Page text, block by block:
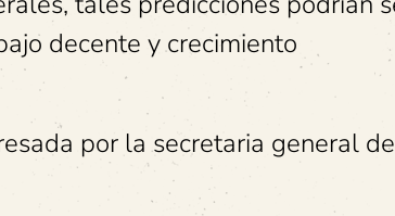
decente y crecimiento
por la secretaria general